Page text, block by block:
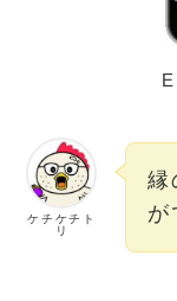
ケチケチト
リ
縁
が